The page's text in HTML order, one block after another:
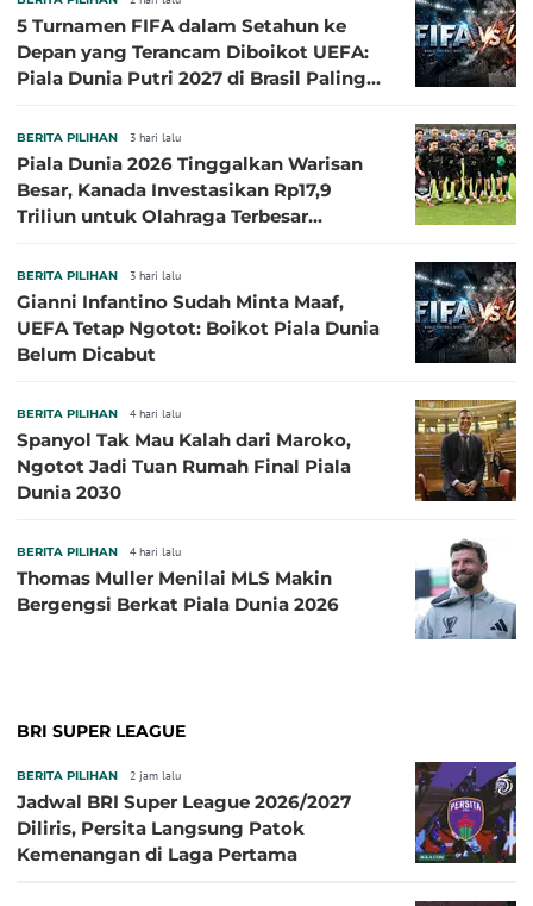
5 Turnamen FIFA dalam Setahun ke
Depan yang Terancam Diboikot UEFA:
Piala Dunia Putri 2027 di Brasil Paling
BERITA PILIHAN 3 hari lalu
Piala Dunia 2026 Tinggalkan Warisan
Besar, Kanada Investasikan Rp17,9
Triliun untuk Olahraga Terbesar
BERITA PILIHAN 3 hari lalu
Gianni Infantino Sudah Minta Maaf,
UEFA Tetap Ngotot: Boikot Piala Dunia
Belum Dicabut
BERITA PILIHAN 4 hari lalu
Spanyol Tak Mau Kalah dari Maroko,
Ngotot Jadi Tuan Rumah Final Piala
Dunia 2030
BERITA PILIHAN 4 hari lalu
Thomas Muller Menilai MLS Makin
Bergengsi Berkat Piala Dunia 2026
BRI SUPER LEAGUE
BERITA PILIHAN 2 jam lalu
Jadwal BRI Super League 2026/2027
Diliris, Persita Langsung Patok
Kemenangan di Laga Pertama